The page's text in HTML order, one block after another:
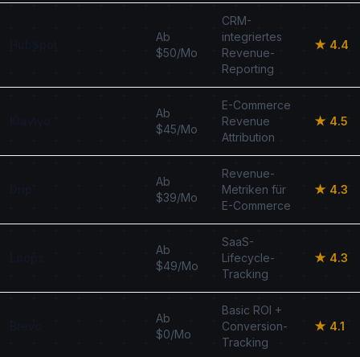
Ab
$50/Mo
CRM-
integriertes
Revenue-
Reporting
★ 4.4
Ab
$45/Mo
E-Commerce
Revenue
Attribution
★ 4.5
Ab
$39/Mo
Revenue-
Metriken für
E-Commerce
★ 4.3
Ab
$49/Mo
SaaS-
Lifecycle-
Tracking
★ 4.3
Ab
$0/Mo
Basic ROI +
Conversion-
Tracking
★ 4.1